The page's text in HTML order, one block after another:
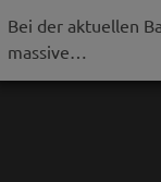
Bei der aktuellen
massive…